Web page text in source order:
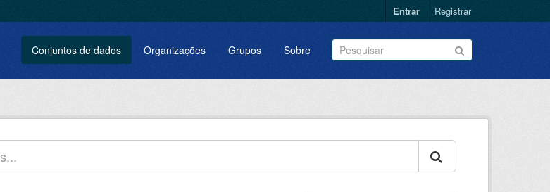
Entrar Registrar
Conjuntos de dados Organizações Grupos Sobre